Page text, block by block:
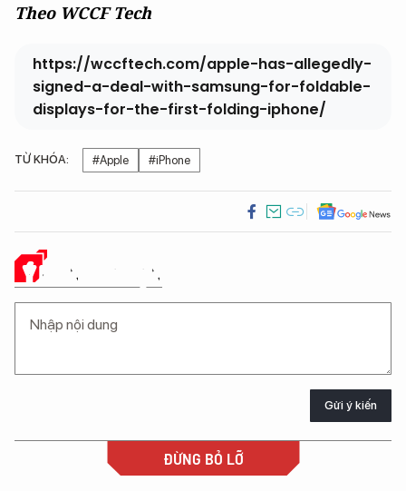
Theo WCCF Tech
https://wccftech.com/apple-has-allegedly-
signed-a-deal-with-samsung-for-foldable-
displays-for-the-first-folding-iphone/
TỪ KHÓA: #Apple #iPhone
Ý KIẾN CỦA BẠN
Gửi ý kiến
ĐỪNG BỎ LỠ